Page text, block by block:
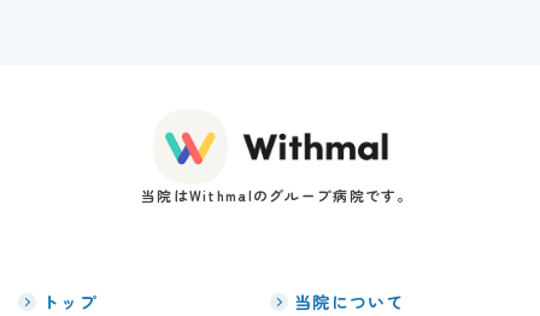
当院はWithmalのグループ病院です。
トップ
当院について